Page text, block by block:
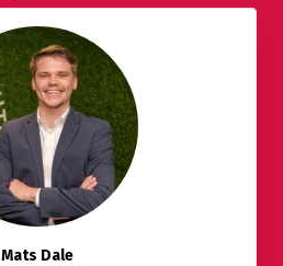
Mats Dale